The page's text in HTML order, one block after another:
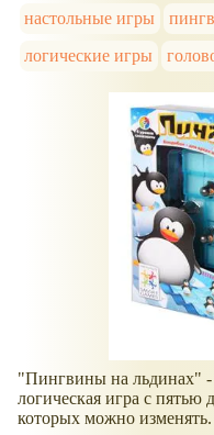
настольные игры
логические игры
"Пингвины на льдинах" -
логическая игра с
которых можно изменять.